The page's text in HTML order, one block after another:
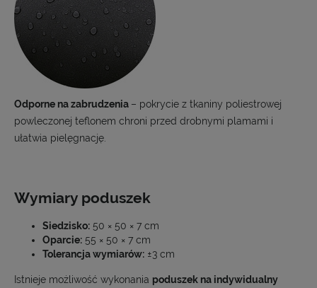
Odporne na zabrudzenia – pokrycie z tkaniny poliestrowej
powleczonej teflonem chroni przed drobnymi plamami i
ułatwia pielęgnację.
Wymiary poduszek
Siedzisko: 50 × 50 × 7 cm
Oparcie: 55 × 50 × 7 cm
Tolerancja wymiarów: ±3 cm
Istnieje możliwość wykonania poduszek na indywidualny